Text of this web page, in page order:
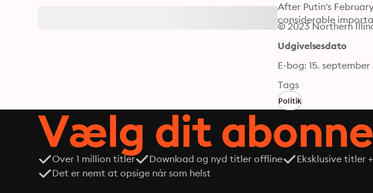
After Putin's
considerable
© 2023 Northern
Udgivelsesdato
E-bog: 15. september
Tags
Politik
Vælg dit
Over 1 million titler Download og nyd titler offline Eksklusive titler
Det er nemt at opsige når som helst